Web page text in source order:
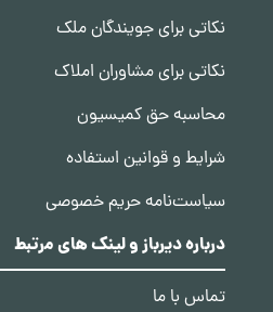
نکاتی برای جویندگان ملک
نکاتی برای مشاوران املاک
محاسبه حق کمیسیون
شرایط و قوانین استفاده
سیاست‌نامه حریم خصوصی
درباره دیرباز و لینک های مرتبط
تماس با ما